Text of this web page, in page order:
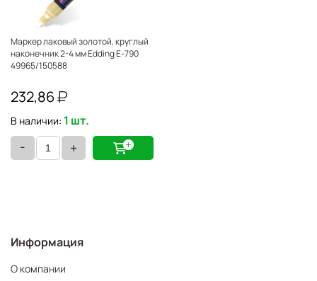
Маркер лаковый золотой, круглый
наконечник 2-4 мм Edding E-790
49965/150588
232,86
В наличии: 1 шт.
- +
Информация
О компании